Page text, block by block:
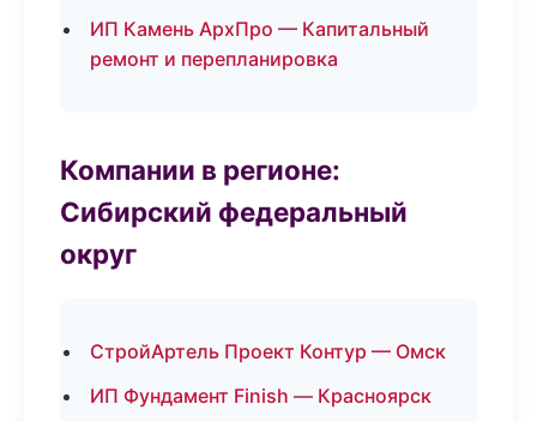
ИП Камень АрхПро — Капитальный
ремонт и перепланировка
Компании в регионе:
Сибирский федеральный
округ
СтройАртель Проект Контур — Омск
ИП Фундамент Finish — Красноярск